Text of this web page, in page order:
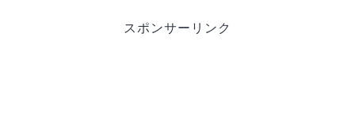
スポンサーリンク